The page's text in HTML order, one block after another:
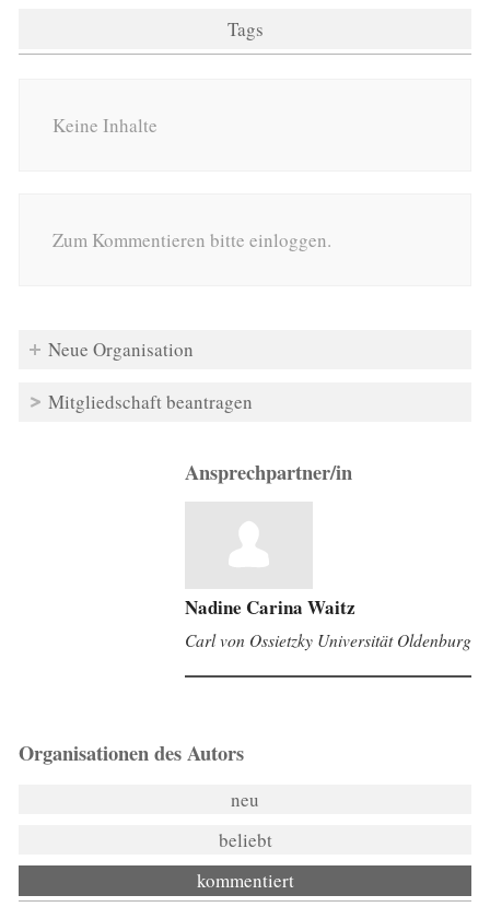
Tags
Keine Inhalte
Zum Kommentieren bitte einloggen.
Neue Organisation
Mitgliedschaft beantragen
Ansprechpartner/in
Nadine Carina Waitz
Carl von Ossietzky Universität Oldenburg
Organisationen des Autors
neu
beliebt
kommentiert